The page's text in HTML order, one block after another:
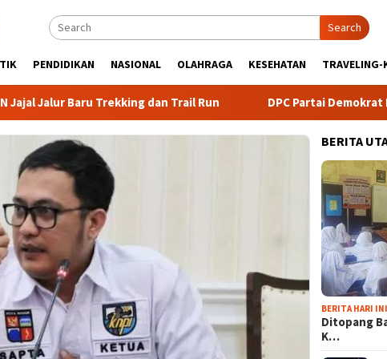
Search
PENDIDIKAN NASIONAL OLAHRAGA KESEHATAN TRAVELING-
Baru Trekking dan Trail Run DPC Partai Demokrat
BERITA
BERITA HARI INI
Ditopang
K…